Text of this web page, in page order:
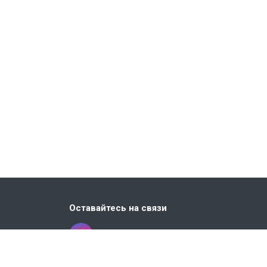
Оставайтесь на связи